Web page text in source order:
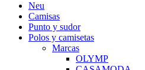
Neu
Camisas
Punto y sudor
Polos y camisetas
Marcas
OLYMP